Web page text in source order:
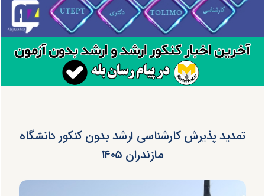
تمدید پذیرش کارشناسی ارشد بدون کنکور دانشگاه
مازندران ۱۴۰۵